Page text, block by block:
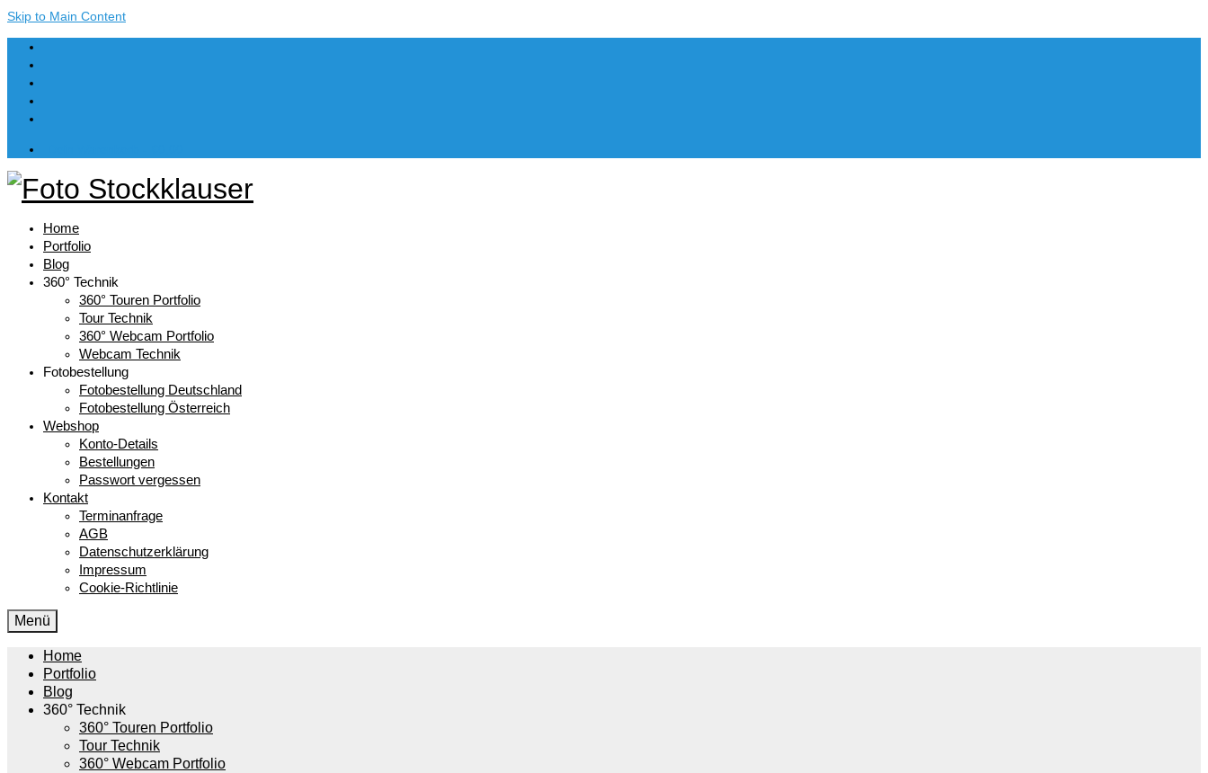
Skip to Main Content
Home
Portfolio
Blog
360° Technik
360° Touren Portfolio
Tour Technik
360° Webcam Portfolio
Webcam Technik
Fotobestellung
Fotobestellung Deutschland
Fotobestellung Österreich
Webshop
Konto-Details
Bestellungen
Passwort vergessen
Kontakt
Terminanfrage
AGB
Datenschutzerklärung
Impressum
Cookie-Richtlinie
Menü
Home
Portfolio
Blog
360° Technik
360° Touren Portfolio
Tour Technik
360° Webcam Portfolio